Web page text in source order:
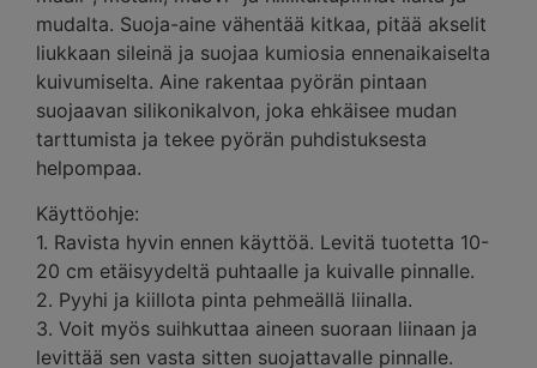
mudalta. Suoja-aine vähentää kitkaa, pitää akselit
liukkaan sileinä ja suojaa kumiosia ennenaikaiselta
kuivumiselta. Aine rakentaa pyörän pintaan
suojaavan silikonikalvon, joka ehkäisee mudan
tarttumista ja tekee pyörän puhdistuksesta
helpompaa.
Käyttöohje:
1. Ravista hyvin ennen käyttöä. Levitä tuotetta 10-
20 cm etäisyydeltä puhtaalle ja kuivalle pinnalle.
2. Pyyhi ja kiillota pinta pehmeällä liinalla.
3. Voit myös suihkuttaa aineen suoraan liinaan ja
levittää sen vasta sitten suojattavalle pinnalle.